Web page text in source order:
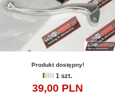
Produkt dostępny!
1 szt.
39,00 PLN